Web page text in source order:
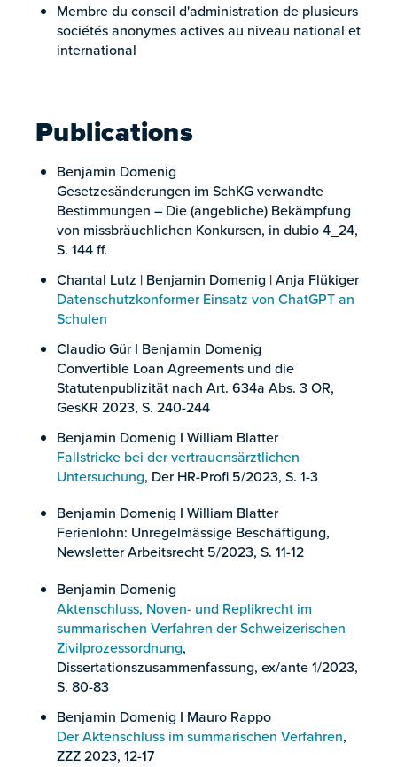
Membre du conseil d'administration de plusieurs
sociétés anonymes actives au niveau national et
international
Publications
Benjamin Domenig
Gesetzesänderungen im SchKG verwandte
Bestimmungen – Die (angebliche) Bekämpfung
von missbräuchlichen Konkursen, in dubio 4_24,
S. 144 ff.
Chantal Lutz | Benjamin Domenig | Anja Flükiger
Datenschutzkonformer Einsatz von ChatGPT an
Schulen
Claudio Gür I Benjamin Domenig
Convertible Loan Agreements und die
Statutenpublizität nach Art. 634a Abs. 3 OR,
GesKR 2023, S. 240-244
Benjamin Domenig I William Blatter
Fallstricke bei der vertrauensärztlichen
Untersuchung, Der HR-Profi 5/2023, S. 1-3
Benjamin Domenig I William Blatter
Ferienlohn: Unregelmässige Beschäftigung,
Newsletter Arbeitsrecht 5/2023, S. 11-12
Benjamin Domenig
Aktenschluss, Noven- und Replikrecht im
summarischen Verfahren der Schweizerischen
Zivilprozessordnung,
Dissertationszusammenfassung, ex/ante 1/2023,
S. 80-83
Benjamin Domenig I Mauro Rappo
Der Aktenschluss im summarischen Verfahren,
ZZZ 2023, 12-17